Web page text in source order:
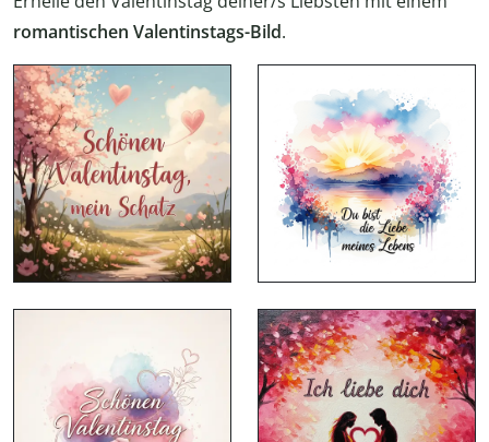
romantischen Valentinstags-Bild.